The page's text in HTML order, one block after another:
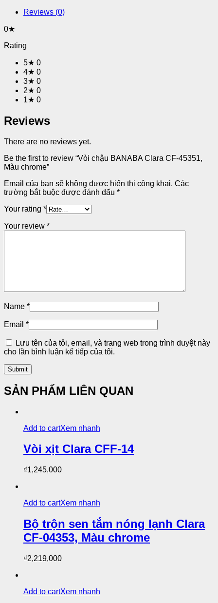
Reviews (0)
0★
Rating
5★ 0
4★ 0
3★ 0
2★ 0
1★ 0
Reviews
There are no reviews yet.
Be the first to review “Vòi chậu BANABA Clara CF-45351,
Màu chrome”
Email của bạn sẽ không được hiển thị công khai. Các
trường bắt buộc được đánh dấu *
Your rating *
Your review *
Name *
Email *
Lưu tên của tôi, email, và trang web trong trình duyệt này
cho lần bình luận kế tiếp của tôi.
SẢN PHẨM LIÊN QUAN
Add to cartXem nhanh
Vòi xịt Clara CFF-14
₫1,245,000
Add to cartXem nhanh
Bộ trộn sen tắm nóng lạnh Clara
CF-04353, Màu chrome
₫2,219,000
Add to cartXem nhanh